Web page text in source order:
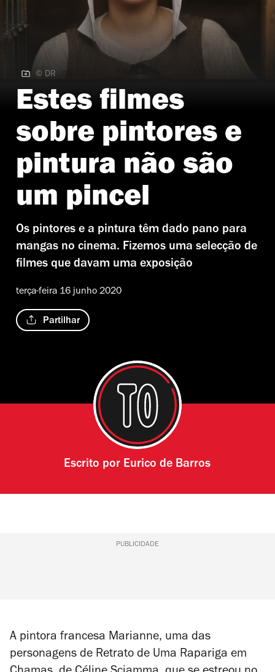
© DR | 'Rapariga com Brinco de Pérola' de Peter Webber
© DR
Estes filmes
sobre pintores e
pintura não são
um pincel
Os pintores e a pintura têm dado pano para
mangas no cinema. Fizemos uma selecção de
filmes que davam uma exposição
terça-feira 16 junho 2020
Partilhar
Escrito por Eurico de Barros
PUBLICIDADE
A pintora francesa Marianne, uma das
personagens de Retrato de Uma Rapariga em